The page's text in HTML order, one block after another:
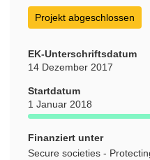
Projekt abgeschlossen
EK-Unterschriftsdatum
14 Dezember 2017
Startdatum
1 Januar 2018
Finanziert unter
Secure societies -